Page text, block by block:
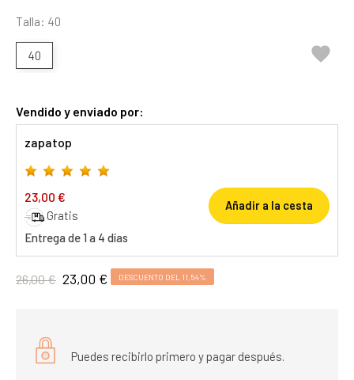
Talla: 40
40 
Vendido y enviado por:
zapatop
23,00 €
Gratis
Entrega de 1 a 4 días
Añadir a la cesta
26,00 € 23,00 € DESCUENTO DEL 11,54%
Puedes recibirlo primero y pagar después.